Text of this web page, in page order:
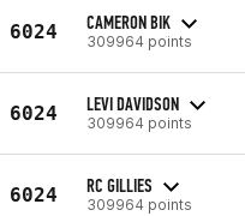
6024 CAMERON BIK
309964 points
6024 LEVI DAVIDSON
309964 points
6024 RC GILLIES
309964 points